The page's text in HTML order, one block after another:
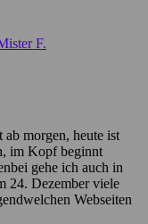
F.
ab morgen, heute ist
im Kopf beginnt
gehe ich auch in
24. Dezember viele
Webseiten